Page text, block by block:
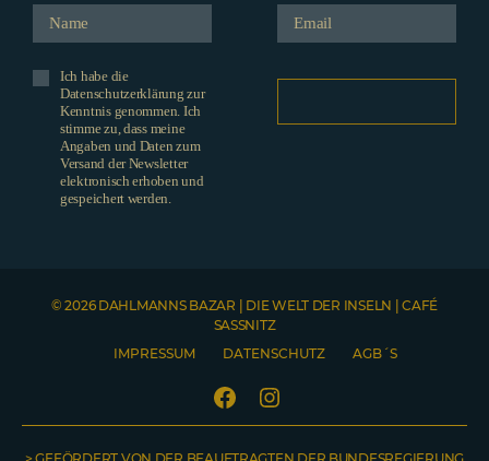
Ich habe die
Datenschutzerklärung zur
Kenntnis genommen. Ich
stimme zu, dass meine
Angaben und Daten zum
Versand der Newsletter
elektronisch erhoben und
gespeichert werden.
© 2026 DAHLMANNS BAZAR | DIE WELT DER INSELN | CAFÉ
SASSNITZ
IMPRESSUM
DATENSCHUTZ AGB´S
FacebookInstagram